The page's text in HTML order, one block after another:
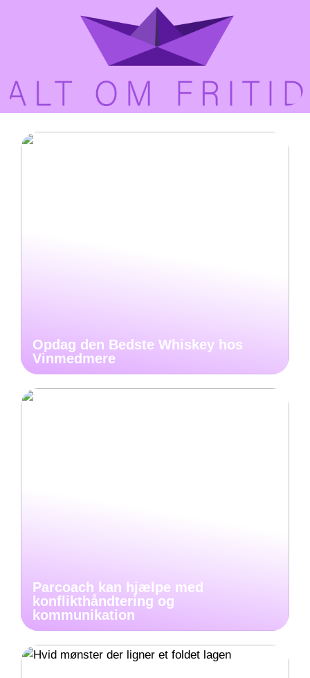
Opdag den Bedste Whiskey hos
Vinmedmere
Parcoach kan hjælpe med
konflikthåndtering og
kommunikation